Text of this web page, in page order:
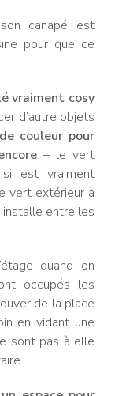
canapé est
pour que ce
vraiment cosy
d’autre objets
couleur pour
– le vert
est vraiment
vert extérieur à
entre les
quand on
occupés les
de la place
en vidant une
sont pas à elle